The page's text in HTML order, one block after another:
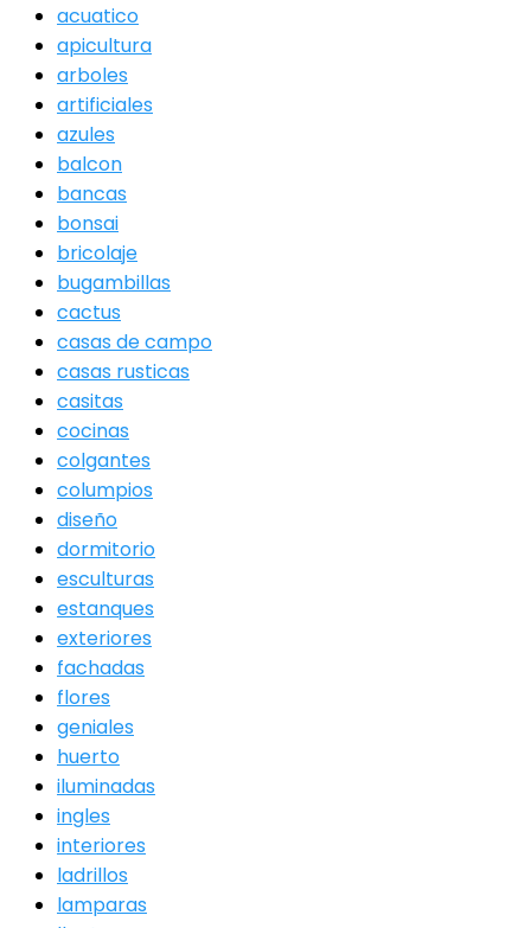
acuatico
apicultura
arboles
artificiales
azules
balcon
bancas
bonsai
bricolaje
bugambillas
cactus
casas de campo
casas rusticas
casitas
cocinas
colgantes
columpios
diseño
dormitorio
esculturas
estanques
exteriores
fachadas
flores
geniales
huerto
iluminadas
ingles
interiores
ladrillos
lamparas